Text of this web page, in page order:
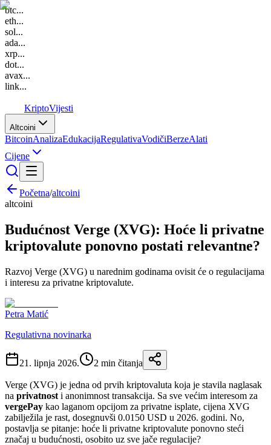
btc...
eth...
sol...
ada...
xrp...
dot...
avax...
link...
KriptoVijesti
Altcoini
BitcoinAnalizaEdukacijaRegulativaVodičiBerzeAlati
Cijene
Početna/altcoini
altcoini
Budućnost Verge (XVG): Hoće li privatne
kriptovalute ponovno postati relevantne?
Razvoj Verge (XVG) u narednim godinama ovisit će o regulacijama
i interesu za privatne kriptovalute.
Petra Matić
Regulativna novinarka
21. lipnja 2026. 2 min čitanja
Verge (XVG) je jedna od prvih kriptovaluta koja je stavila naglasak
na privatnost i anonimnost transakcija. Sa sve većim interesom za
vergePay kao laganom opcijom za privatne isplate, cijena XVG
zabilježila je rast, dosegnuvši 0.0150 USD u 2026. godini. No,
postavlja se pitanje: hoće li privatne kriptovalute ponovno steći
značaj u budućnosti, osobito uz sve jače regulacije?